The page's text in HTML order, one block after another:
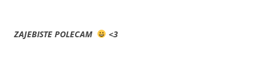
ZAJEBISTE POLECAM <3